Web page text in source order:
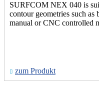
SURFCOM NEX 040 is
contour geometries such as
manual or CNC controlled
zum Produkt